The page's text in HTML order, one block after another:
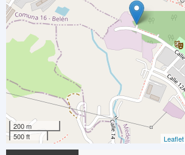
200 m
500 ft
Leaflet